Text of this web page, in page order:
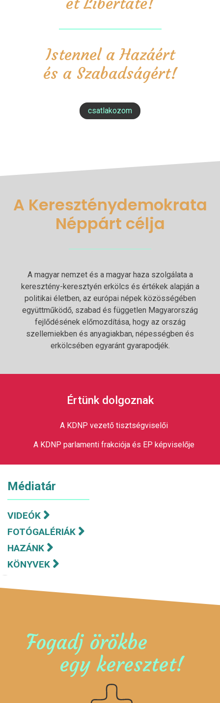
Istennel a Hazáért
és a Szabadságért!
csatlakozom
A Kereszténydemokrata
Néppárt célja
A magyar nemzet és a magyar haza szolgálata a
keresztény-keresztyén erkölcs és értékek alapján a
politikai életben, az európai népek közösségében
együttműködő, szabad és független Magyarország
fejlődésének előmozdítása, hogy az ország
szellemiekben és anyagiakban, népességben és
erkölcsében egyaránt gyarapodjék.
Értünk dolgoznak
A KDNP vezető tisztségviselői
A KDNP parlamenti frakciója és EP képviselője
Médiatár
VIDEÓK
FOTÓGALÉRIÁK
HAZÁNK
KÖNYVEK
Fogadj örökbe
egy keresztet!